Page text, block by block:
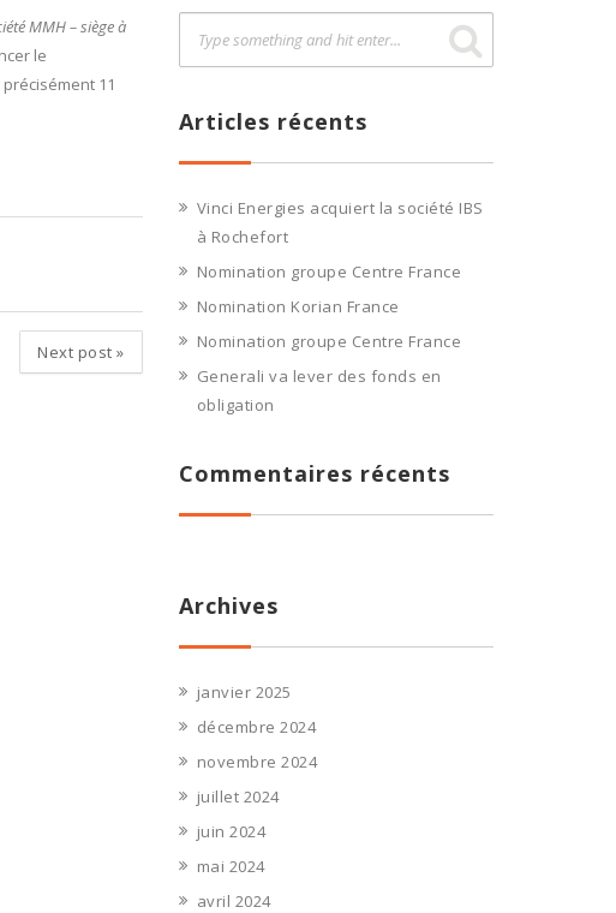
MMH – siège à
le
11
Next post »
Articles récents
Vinci Energies acquiert la société IBS
à Rochefort
Nomination groupe Centre France
Nomination Korian France
Nomination groupe Centre France
Generali va lever des fonds en
obligation
Commentaires récents
Archives
janvier 2025
décembre 2024
novembre 2024
juillet 2024
juin 2024
mai 2024
avril 2024